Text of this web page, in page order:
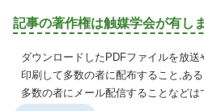
記事の著作権は触媒学会が有し
ダウンロードしたPDFファイルを放
印刷して多数の者に配布すること,ある
多数の者にメール配信することなどは